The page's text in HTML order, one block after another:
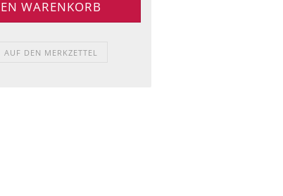
AUF DEN MERKZETTEL